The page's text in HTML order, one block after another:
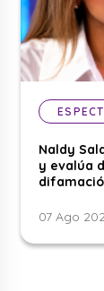
Naldy
y evalúa
07 Ago